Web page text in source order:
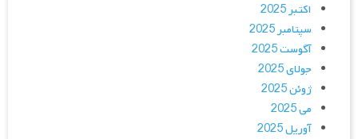
اکتبر 2025
سپتامبر 2025
آگوست 2025
جولای 2025
ژوئن 2025
می 2025
آوریل 2025